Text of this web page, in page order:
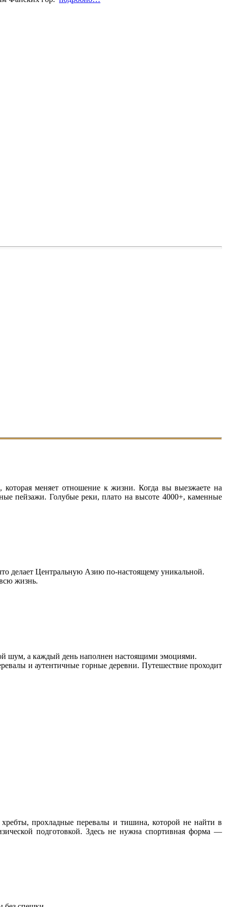
меняет отношение к жизни. Когда вы выезжаете на
пейзажи. Голубые реки, плато на высоте 4000+, каменные
делает Центральную Азию по-настоящему уникальной.
жизнь.
шум, а каждый день наполнен настоящими эмоциями.
и аутентичные горные деревни. Путешествие проходит
прохладные перевалы и тишина, которой не найти в
подготовкой. Здесь не нужна спортивная форма —